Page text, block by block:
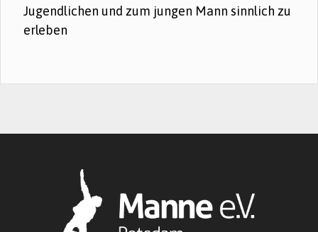
Jugendlichen und zum jungen Mann sinnlich zu
erleben